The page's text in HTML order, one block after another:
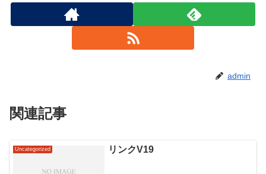
admin
関連記事
Uncategorized リンクV19